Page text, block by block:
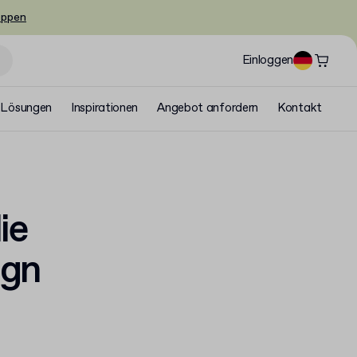
Einloggen
Lösungen Inspirationen Angebot anfordern Kontakt